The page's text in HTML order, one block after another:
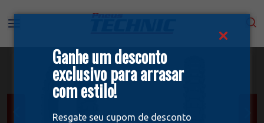
Ganhe um desconto
exclusivo para arrasar
com estilo!
Resgate seu cupom de desconto